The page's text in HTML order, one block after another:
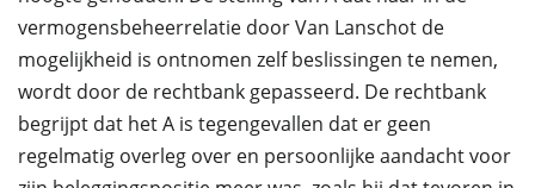
vermogensbeheerrelatie door Van Lanschot de
mogelijkheid is ontnomen zelf beslissingen te nemen,
wordt door de rechtbank gepasseerd. De rechtbank
begrijpt dat het A is tegengevallen dat er geen
regelmatig overleg over en persoonlijke aandacht voor